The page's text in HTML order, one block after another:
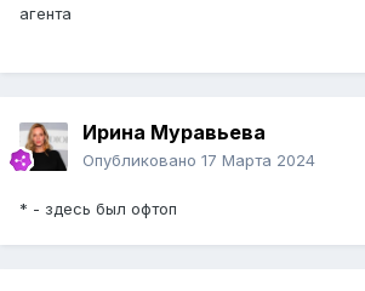
агента
Ирина Муравьева
Опубликовано 17 Марта 2024
* - здесь был офтоп